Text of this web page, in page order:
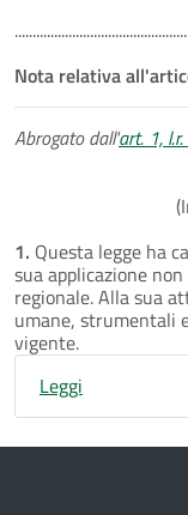
Nota relativa
Abrogato dall'art. 1,
1. Questa legge ha
sua applicazione
regionale. Alla sua
umane, strumentali
vigente.
Leggi